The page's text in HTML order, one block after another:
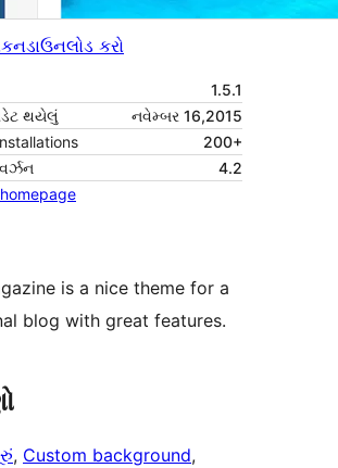
ડાઉનલોડ કરો
1.5.1
થયેલું
નવેમ્બર 16,2015
200+
4.2
is a nice theme for a
blog with great features.
, Custom background